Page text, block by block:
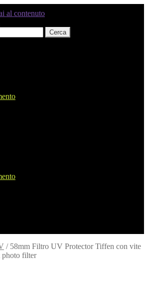
al contenuto
Cerca
/ 58mm Filtro UV Protector Tiffen con vite
filter